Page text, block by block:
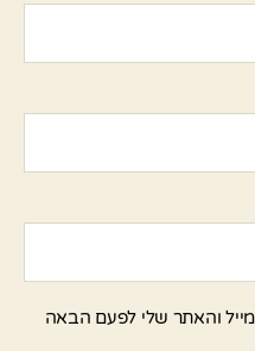
והאתר שלי לפעם הבאה